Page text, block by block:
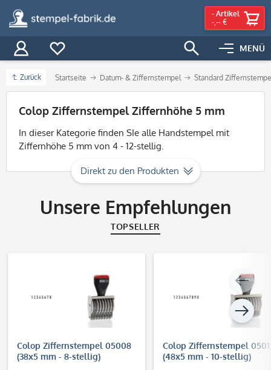
MENÜ
- Artikel
-,-- €
Zurück Startseite Datum- & Ziffernstempel Standard
Filter
Colop Ziffernstempel Ziffernhöhe 5 mm
In dieser Kategorie finden SIe alle Handstempel mit
Ziffernhöhe 5 mm von 4 - 12-stellig.
Direkt zu den Produkten
Unsere Empfehlungen
TOPSELLER
Colop Ziffernstempel 05008
(38x5 mm - 8-stellig)
Colop Ziffernstempel
(48x5 mm - 10-stellig)